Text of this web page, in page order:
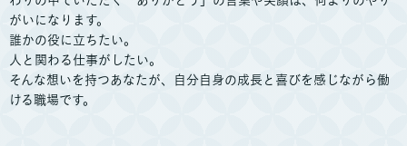
がいになります。
誰かの役に立ちたい。
人と関わる仕事がしたい。
そんな想いを持つあなたが、自分自身の成長と喜びを感じながら働
ける職場です。